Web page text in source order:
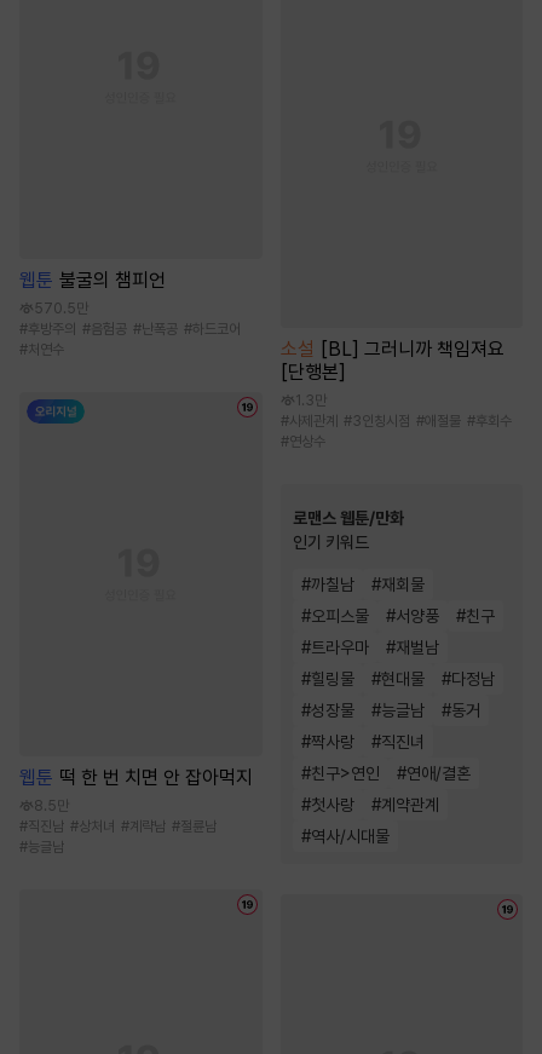
웹툰 불굴의 챔피언
570.5만
#후방주의 # 음험공 #난폭공 #하드코어
#처연수
웹툰 떡 한 번 치면 안 잡아먹지
8.5만
#직진남 #상처녀 # 계략남 #절륜남
#능글남
소설
[BL] 그러니까 책임져요
[단행본]
1.3만
#사제관계 #3인칭시점 #애절물 #후회수
#연상수
로맨스 웹툰/만화
인기 키워드
#까칠남 #재회물
#오피스물 #서양풍 #친구
#트라우마 #재벌남
#힐링물 #현대물 #다정남
#성장물 #능글남 #동거
#짝사랑 #직진녀
#친구>연인 #연애/결혼
#첫사랑 #계약관계
#역사/시대물